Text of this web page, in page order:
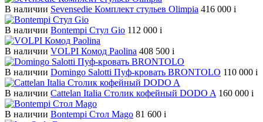
В наличии Sevensedie Комплект стульев Olimpia 416 000 i
В наличии Bontempi Стул Gio 112 000 i
В наличии VOLPI Комод Paolina 408 500 i
В наличии Domingo Salotti Пуф-кровать BRONTOLO 110 000 i
В наличии Cattelan Italia Столик кофейный DODO A 160 000 i
В наличии Bontempi Стол Mago 81 600 i